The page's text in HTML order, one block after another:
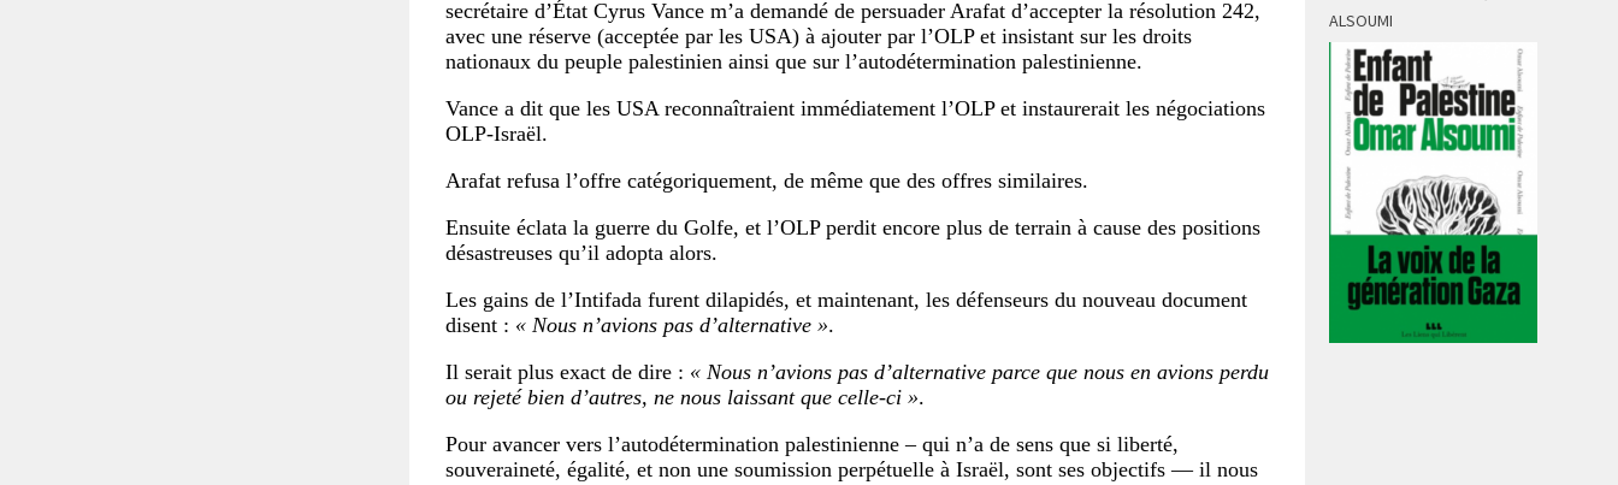
secrétaire d’État Cyrus Vance m’a demandé de persuader Arafat d’accepter la résolution 242,
avec une réserve (acceptée par les USA) à ajouter par l’OLP et insistant sur les droits
nationaux du peuple palestinien ainsi que sur l’auto­détermi­nation palestinienne.
Vance a dit que les USA reconnaîtraient immédiatement l’OLP et instaurerait les négociations
OLP-Israël.
Arafat refusa l’offre catégoriquement, de même que des offres similaires.
Ensuite éclata la guerre du Golfe, et l’OLP perdit encore plus de terrain à cause des positions
désastreuses qu’il adopta alors.
Les gains de l’Intifada furent dilapidés, et maintenant, les défenseurs du nouveau document
disent : « Nous n’avions pas d’alternative ».
Il serait plus exact de dire : « Nous n’avions pas d’alternative parce que nous en avions perdu
ou rejeté bien d’autres, ne nous laissant que celle-ci ».
Pour avancer vers l’autodétermination palestinienne – qui n’a de sens que si liberté,
souveraineté, égalité, et non une soumission perpétuelle à Israël, sont ses objectifs — il nous
ALSOUMI